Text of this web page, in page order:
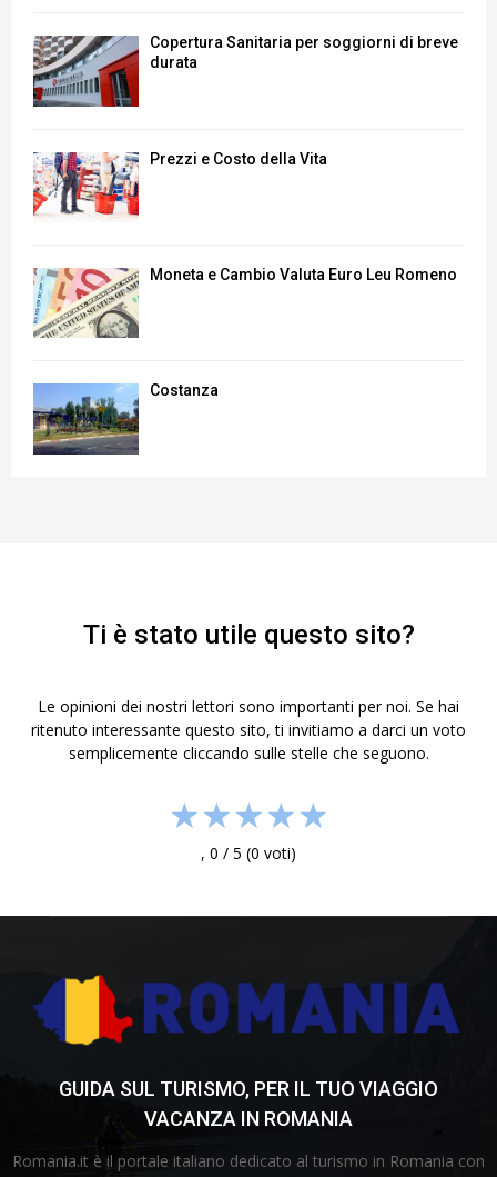
Copertura Sanitaria per soggiorni di breve
durata
Prezzi e Costo della Vita
Moneta e Cambio Valuta Euro Leu Romeno
Costanza
Ti è stato utile questo sito?
Le opinioni dei nostri lettori sono importanti per noi. Se hai
ritenuto interessante questo sito, ti invitiamo a darci un voto
semplicemente cliccando sulle stelle che seguono.
★★★★★
, 0 / 5 (0 voti)
GUIDA SUL TURISMO, PER IL TUO VIAGGIO
VACANZA IN ROMANIA
Romania.it è il portale italiano dedicato al turismo in Romania con